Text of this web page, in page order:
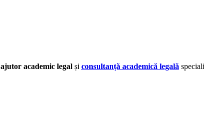
ajutor academic legal și consultanță academică legală